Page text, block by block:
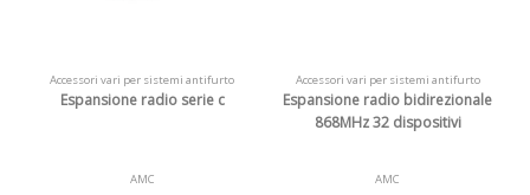
Accessori vari per sistemi antifurto
Espansione radio serie c
AMC
Accessori vari per sistemi antifurto
Espansione radio bidirezionale
868MHz 32 dispositivi
AMC